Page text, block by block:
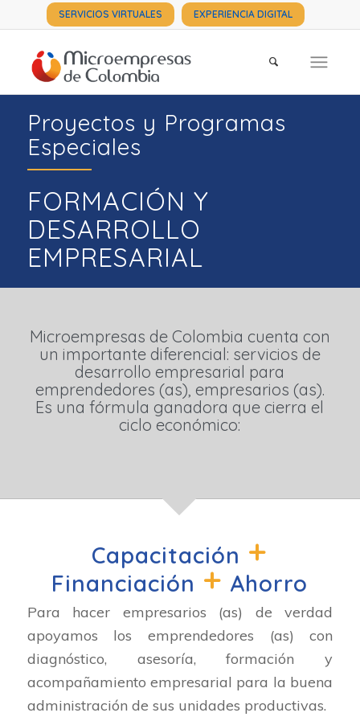
SERVICIOS VIRTUALES EXPERIENCIA DIGITAL
Proyectos y Programas
Especiales
FORMACIÓN Y
DESARROLLO
EMPRESARIAL
Microempresas de Colombia cuenta con
un importante diferencial: servicios de
desarrollo empresarial para
emprendedores (as), empresarios (as).
Es una fórmula ganadora que cierra el
ciclo económico:
Capacitación +
Financiación + Ahorro
Para hacer empresarios (as) de verdad
apoyamos los emprendedores (as) con
diagnóstico, asesoría, formación y
acompañamiento empresarial para la buena
administración de sus unidades productivas.